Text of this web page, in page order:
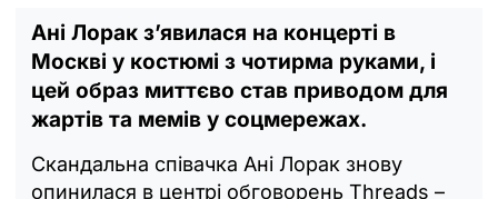
Ані Лорак з’явилася на концерті в
Москві у костюмі з чотирма руками, і
цей образ миттєво став приводом для
жартів та мемів у соцмережах.
Скандальна співачка Ані Лорак знову
опинилася в центрі обговорень Threads –